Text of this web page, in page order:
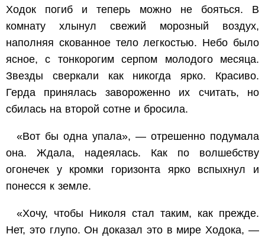
Ходок погиб и теперь можно не бояться. В
комнату хлынул свежий морозный воздух,
наполняя скованное тело легкостью. Небо было
ясное, с тонкорогим серпом молодого месяца.
Звезды сверкали как никогда ярко. Красиво.
Герда принялась завороженно их считать, но
сбилась на второй сотне и бросила.
«Вот бы одна упала», — отрешенно подумала
она. Ждала, надеялась. Как по волшебству
огонечек у кромки горизонта ярко вспыхнул и
понесся к земле.
«Хочу, чтобы Николя стал таким, как прежде.
Нет, это глупо. Он доказал это в мире Ходока, —